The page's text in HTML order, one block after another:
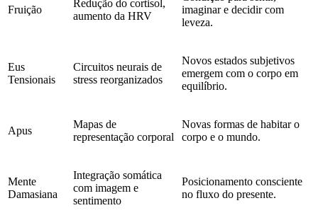
Fruição
Redução do cortisol,
aumento da HRV
imaginar e decidir com
leveza.
Eus
Tensionais
Circuitos neurais de
stress reorganizados
Novos estados subjetivos
emergem com o corpo em
equilíbrio.
Apus
Mapas de
representação corporal
Novas formas de habitar o
corpo e o mundo.
Mente
Damasiana
Integração somática
com imagem e
sentimento
Posicionamento consciente
no fluxo do presente.